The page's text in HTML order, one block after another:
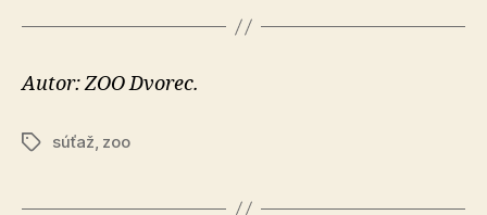
Autor: ZOO Dvorec.
Značky
súťaž, zoo